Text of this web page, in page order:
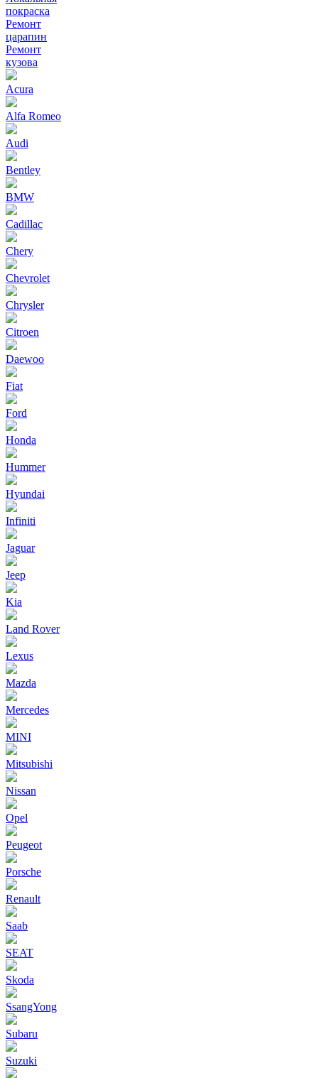
покраска
Ремонт
царапин
Ремонт
кузова
Acura
Alfa Romeo
Audi
Bentley
BMW
Cadillac
Chery
Chevrolet
Chrysler
Citroen
Daewoo
Fiat
Ford
Honda
Hummer
Hyundai
Infiniti
Jaguar
Jeep
Kia
Land Rover
Lexus
Mazda
Mercedes
MINI
Mitsubishi
Nissan
Opel
Peugeot
Porsche
Renault
Saab
SEAT
Skoda
SsangYong
Subaru
Suzuki